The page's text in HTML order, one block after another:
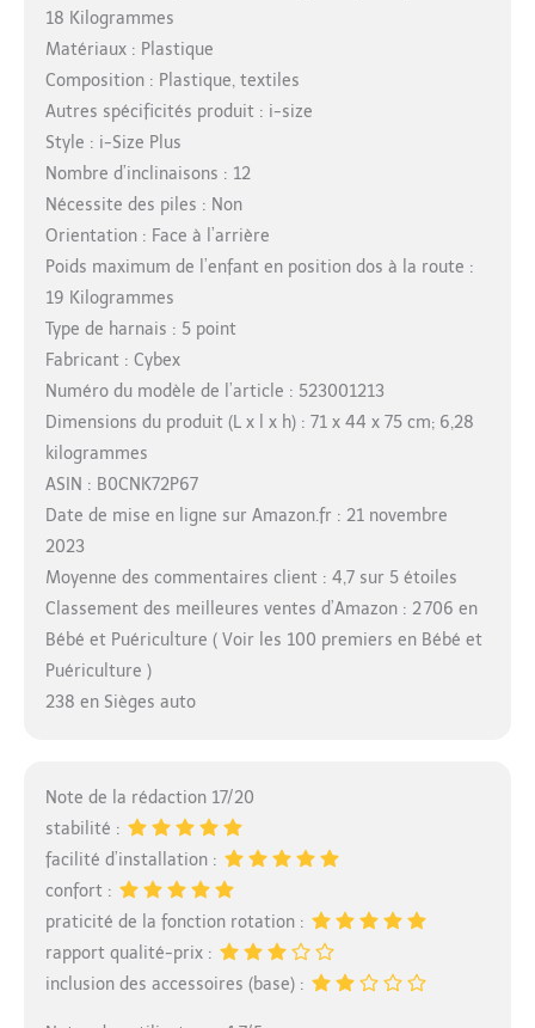
18 Kilogrammes
Matériaux : Plastique
Composition : Plastique, textiles
Autres spécificités produit : i-size
Style : i-Size Plus
Nombre d’inclinaisons : 12
Nécessite des piles : Non
Orientation : Face à l’arrière
Poids maximum de l’enfant en position dos à la route :
19 Kilogrammes
Type de harnais : 5 point
Fabricant : Cybex
Numéro du modèle de l’article : 523001213
Dimensions du produit (L x l x h) : 71 x 44 x 75 cm; 6,28
kilogrammes
ASIN : B0CNK72P67
Date de mise en ligne sur Amazon.fr : 21 novembre
2023
Moyenne des commentaires client : 4,7 sur 5 étoiles
Classement des meilleures ventes d’Amazon : 2 706 en
Bébé et Puériculture ( Voir les 100 premiers en Bébé et
Puériculture )
238 en Sièges auto
Note de la rédaction 17/20
stabilité :
facilité d’installation :
confort :
praticité de la fonction rotation :
rapport qualité-prix :
inclusion des accessoires (base) :